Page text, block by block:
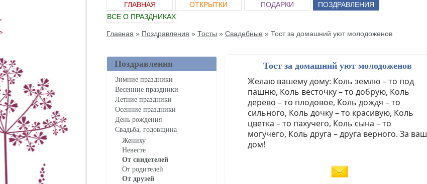
ГЛАВНАЯ ОТКРЫТКИ ПОДАРКИ
ПОЗДРАВЛЕНИЯ
ВСЕ О ПРАЗДНИКАХ
Главная » Поздравления » Тосты » Свадебные » Тост за домашний уют молодоженов
Поздравления
Зимние праздники
Весенние праздники
Летние праздники
Осенние праздники
День рождения
Свадьба, годовщина
Жениху
Невесте
От свидетелей
От родителей
От друзей
Тост за домашний уют молодоженов
Желаю вашему дому: Коль землю – то под
пашню, Коль весточку – то добрую, Коль
дерево – то плодовое, Коль дождя – то
сильного, Коль дочку – то красивую, Коль
цветка – то пахучего, Коль сына – то
могучего, Коль друга – друга верного. За ваш
дом!